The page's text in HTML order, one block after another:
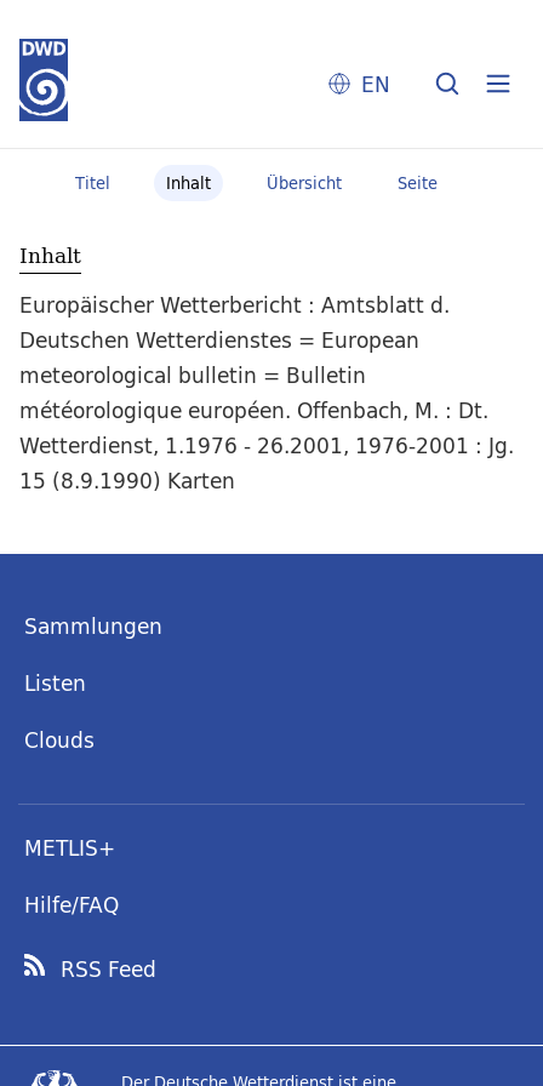
EN
Titel Inhalt Übersicht Seite
Inhalt
Europäischer Wetterbericht : Amtsblatt d.
Deutschen Wetterdienstes = European
meteorological bulletin = Bulletin
météorologique européen. Offenbach, M. : Dt.
Wetterdienst, 1.1976 - 26.2001, 1976-2001 : Jg.
15 (8.9.1990) Karten
Sammlungen
Listen
Clouds
METLIS+
Hilfe/FAQ
RSS Feed